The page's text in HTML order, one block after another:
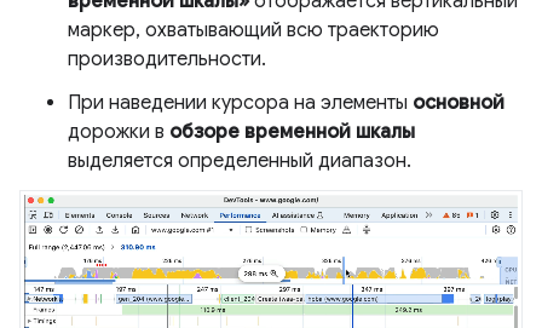
маркер, охватывающий всю траекторию
производительности.
При наведении курсора на элементы основной
дорожки в обзоре временной шкалы
выделяется определенный диапазон.